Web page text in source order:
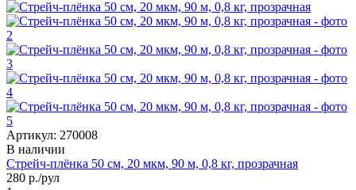
Артикул: 270008
В наличии
Стрейч-плёнка 50 см, 20 мкм, 90 м, 0,8 кг, прозрачная
280 р./рул